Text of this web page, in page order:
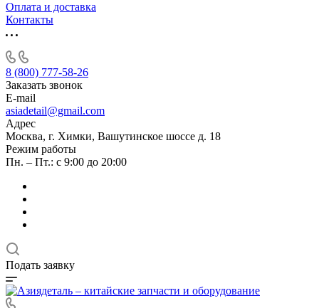
Оплата и доставка
Контакты
8 (800) 777-58-26
Заказать звонок
E-mail
asiadetail@gmail.com
Адрес
Москва, г. Химки, Вашутинское шоссе д. 18
Режим работы
Пн. – Пт.: с 9:00 до 20:00
Подать заявку